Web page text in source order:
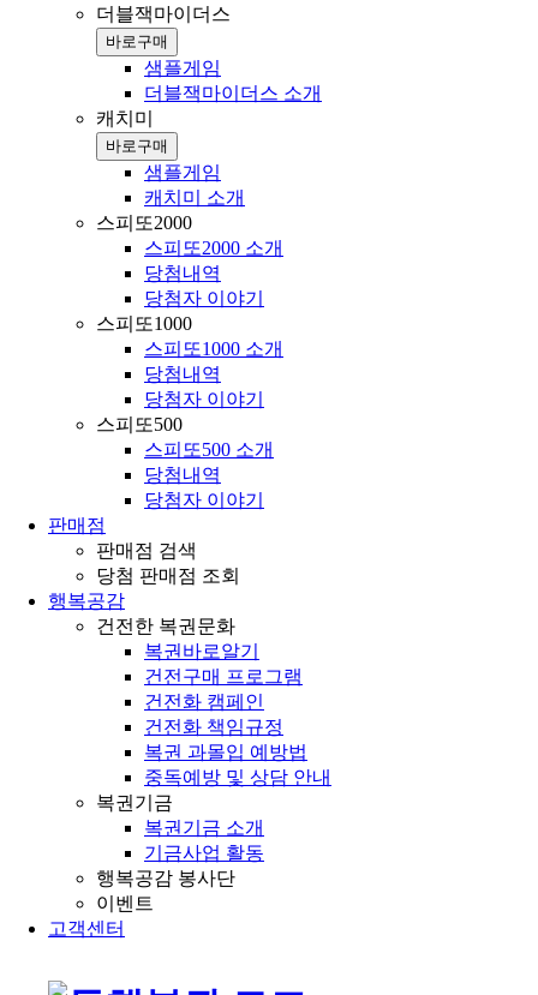
더블잭마이더스
바로구매
샘플게임
더블잭마이더스 소개
캐치미
바로구매
샘플게임
캐치미 소개
스피또2000
스피또2000 소개
당첨내역
당첨자 이야기
스피또1000
스피또1000 소개
당첨내역
당첨자 이야기
스피또500
스피또500 소개
당첨내역
당첨자 이야기
판매점
판매점 검색
당첨 판매점 조회
행복공감
건전한 복권문화
복권바로알기
건전구매 프로그램
건전화 캠페인
건전화 책임규정
복권 과몰입 예방법
중독예방 및 상담 안내
복권기금
복권기금 소개
기금사업 활동
행복공감 봉사단
이벤트
고객센터